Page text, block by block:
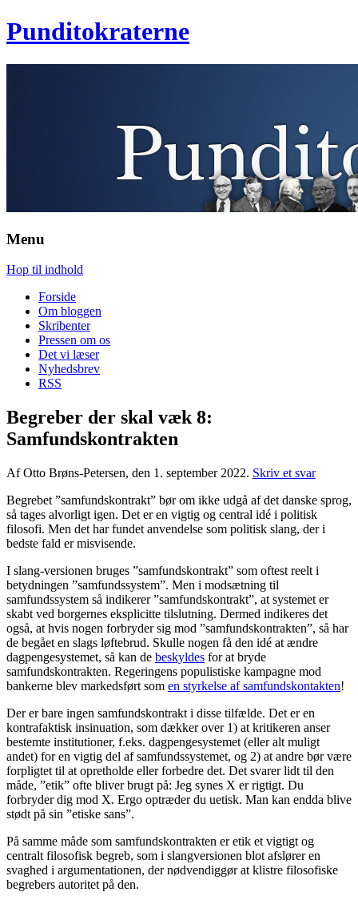
Punditokraterne
Menu
Hop til indhold
Forside
Om bloggen
Skribenter
Pressen om os
Det vi læser
Nyhedsbrev
RSS
Begreber der skal væk 8:
Samfundskontrakten
Af Otto Brøns-Petersen, den 1. september 2022. Skriv et svar
Begrebet ”samfundskontrakt” bør om ikke udgå af det danske sprog,
så tages alvorligt igen. Det er en vigtig og central idé i politisk
filosofi. Men det har fundet anvendelse som politisk slang, der i
bedste fald er misvisende.
I slang-versionen bruges ”samfundskontrakt” som oftest reelt i
betydningen ”samfundssystem”. Men i modsætning til
samfundssystem så indikerer ”samfundskontrakt”, at systemet er
skabt ved borgernes eksplicitte tilslutning. Dermed indikeres det
også, at hvis nogen forbryder sig mod ”samfundskontrakten”, så har
de begået en slags løftebrud. Skulle nogen få den idé at ændre
dagpengesystemet, så kan de beskyldes for at bryde
samfundskontrakten. Regeringens populistiske kampagne mod
bankerne blev markedsført som en styrkelse af samfundskontakten!
Der er bare ingen samfundskontrakt i disse tilfælde. Det er en
kontrafaktisk insinuation, som dækker over 1) at kritikeren anser
bestemte institutioner, f.eks. dagpengesystemet (eller alt muligt
andet) for en vigtig del af samfundssystemet, og 2) at andre bør være
forpligtet til at opretholde eller forbedre det. Det svarer lidt til den
måde, ”etik” ofte bliver brugt på: Jeg synes X er rigtigt. Du
forbryder dig mod X. Ergo optræder du uetisk. Man kan endda blive
stødt på sin ”etiske sans”.
På samme måde som samfundskontrakten er etik et vigtigt og
centralt filosofisk begreb, som i slangversionen blot afslører en
svaghed i argumentationen, der nødvendiggør at klistre filosofiske
begrebers autoritet på den.